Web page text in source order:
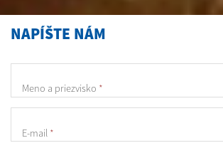
NAPÍŠTE NÁM
Meno a priezvisko *
E-mail *